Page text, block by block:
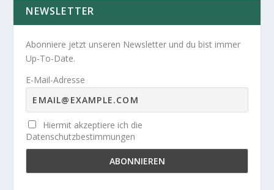
NEWSLETTER
Abonniere jetzt unseren Newsletter und du bist immer
Up-To-Date.
E-Mail-Adresse
Hiermit akzeptiere ich die
Datenschutzbestimmungen